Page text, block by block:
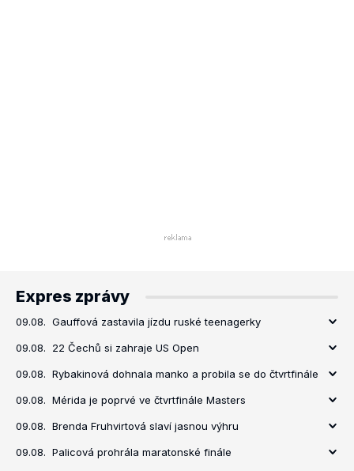
Expres zprávy
09.08. Gauffová zastavila jízdu ruské teenagerky
09.08. 22 Čechů si zahraje US Open
09.08. Rybakinová dohnala manko a probila se do čtvrtfinále
09.08. Mérida je poprvé ve čtvrtfinále Masters
09.08. Brenda Fruhvirtová slaví jasnou výhru
09.08. Palicová prohrála maratonské finále